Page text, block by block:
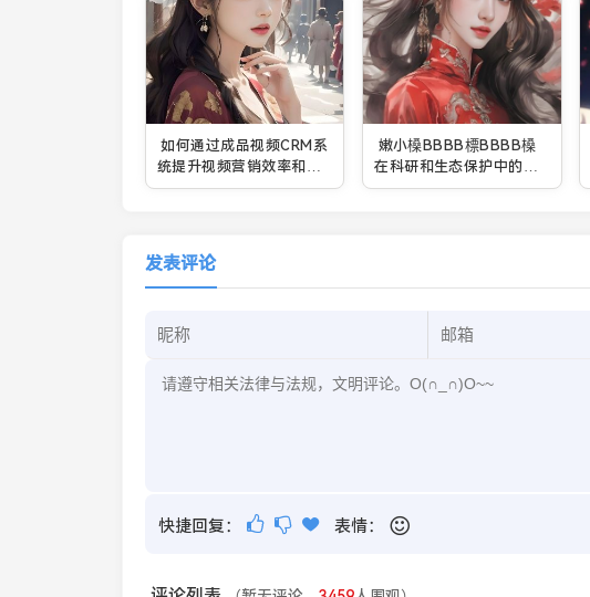
如何通过成品视频CRM系
统提升视频营销效率和客
户管理效果
嫩小槡BBBB標BBBB槡
在科研和生态保护中的重
要作用和前景
发表评论
快捷回复： 表情：